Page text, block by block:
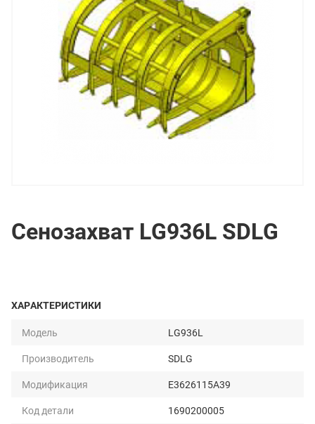
Сенозахват LG936L SDLG
ХАРАКТЕРИСТИКИ
Модель
LG936L
Производитель
SDLG
Модификация
E3626115A39
Код детали
1690200005